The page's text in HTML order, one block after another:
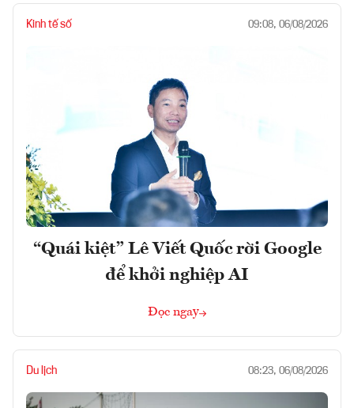
Kinh tế số 09:08, 06/08/2026
“Quái kiệt” Lê Viết Quốc rời Google
để khởi nghiệp AI
Đọc ngay
Du lịch 08:23, 06/08/2026